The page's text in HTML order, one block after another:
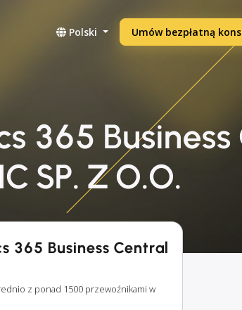
Polski Umów bezpłatną
365 Business
SP. Z O.O.
365 Business Central
z ponad 1500 przewoźnikami w